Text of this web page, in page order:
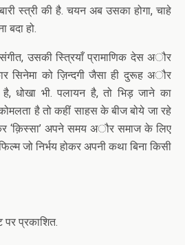
स्त्री की है. चयन अब उसका होगा, चाहे
बदा हो.
उसकी स्त्रियाँ प्रामाणिक देस अौर
सिनेमा को ज़िन्दगी जैसा ही दुरूह अौर
है, धोखा भी. पलायन है, तो भिड़ जाने का
है तो कहीं साहस के बीज बोये जा रहे
अपने समय अौर समाज के लिए
जो निर्भय होकर अपनी कथा बिना किसी
पर प्रकाशित.